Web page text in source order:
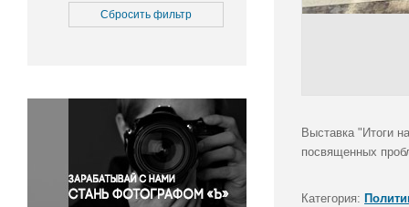
Медицина
Окружающая среда
Политика
Правосудие
Происшествия и конфликты
Религия
Сбросить фильтр
Выставка "Итоги
посвященных
Категория: